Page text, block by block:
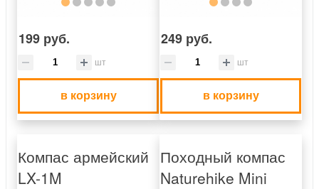
199 руб.
шт
в корзину
249 руб.
шт
в корзину
Компас армейский
LX-1M
Походный компас
Naturehike Mini